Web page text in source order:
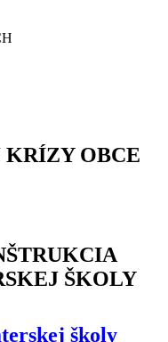
KRÍZY OBCE
ŠKOLY